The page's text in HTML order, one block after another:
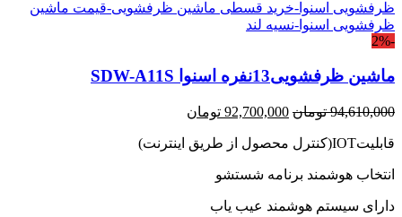
-2%
ماشین ظرفشویی13نفره اسنوا SDW-A11S
94,610,000 تومان قیمت
94,610,000 تومان
92,700,000 تومان
92,700,000 تومان.
قابلیتIOT(کنترل محصول از طریق اینترنت)
انتخاب هوشمند برنامه شستشو
دارای سیستم هوشمند عیب یاب